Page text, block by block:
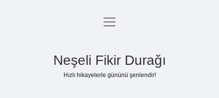
Anasayfa
menüyü
Neşeli Fikir Durağı
Hızlı hikayelerle gününü şenlendir!